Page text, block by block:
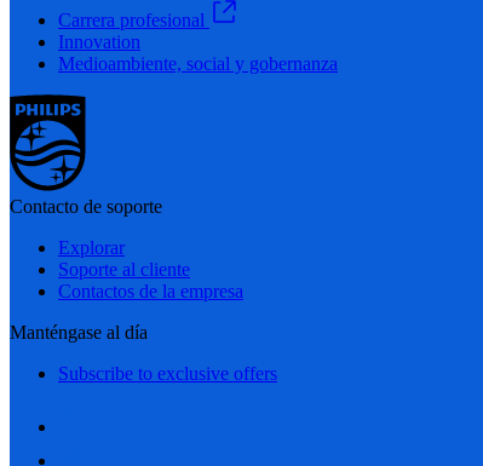
Carrera profesional
Innovation
Medioambiente, social y gobernanza
Contacto de soporte
Explorar
Soporte al cliente
Contactos de la empresa
Manténgase al día
Subscribe to exclusive offers